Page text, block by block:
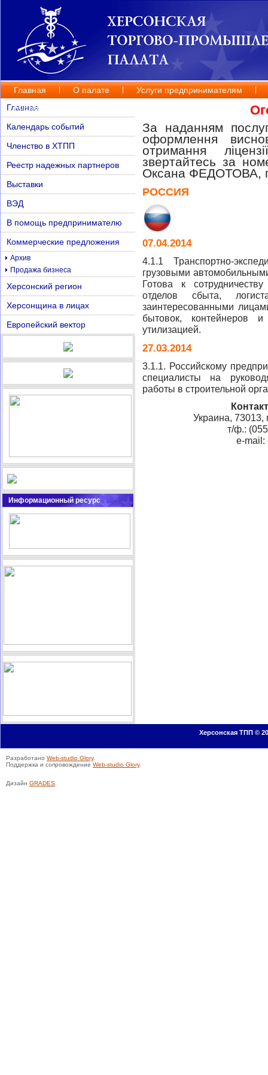
Главная О палате
Услуги предпринимателям
Контакты
Главная
Календарь событий
Членство в ХТПП
Реестр надежных партнеров
Выставки
ВЭД
В помощь предпринимателю
Коммерческие предложения
Архив
Продажа бизнеса
Херсонский регион
Херсонщина в лицах
Европейский вектор
Информационный ресурс
За наданням
оформлення
отримання
звертайтесь за
Оксана ФЕДОТОВА,
РОССИЯ
07.04.2014
4.1.1 Транспортно-
грузовыми
Готова к
отделов сбыта,
заинтересованными
бытовок, контейнеров
утилизацией.
27.03.2014
3.1.1. Российскому
специалисты на
работы в строительной
Украина, 73013,
т/ф.:
e-mail:
Херсонская ТПП ©
Разработано Web-studio Glory.
Поддержка и сопровождение Web-studio Glory.
Дизайн GRADES